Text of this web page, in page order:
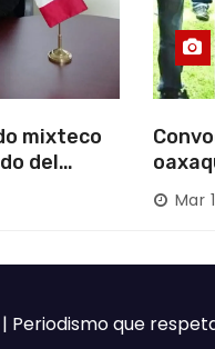
mixteco
del
Mar
| Periodismo que